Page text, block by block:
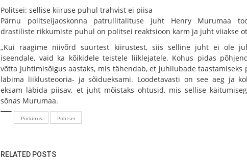
Politsei: sellise kiiruse puhul trahvist ei piisa
Pärnu politseijaoskonna patrullitalituse juht Henry Murumaa
drastiliste rikkumiste puhul on politsei reaktsioon karm ja juht viiakse
„Kui räägime niivõrd suurtest kiirustest, siis selline juht ei ole
iseendale, vaid ka kõikidele teistele liiklejatele. Kohus pidas
võtta juhtimisõigus aastaks, mis tähendab, et juhilubade taastamiseks
läbima liiklusteooria- ja sõidueksami. Loodetavasti on see aeg ja
eksam läbida piisav, et juht mõistaks ohtusid, mis sellise
sõnas Murumaa.
Piirkiirus Politsei
RELATED POSTS